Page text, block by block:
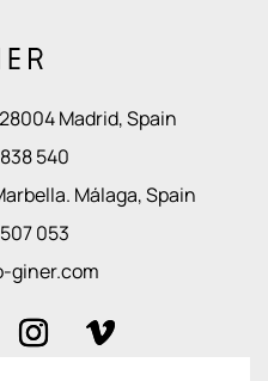
Madrid, Spain
540
Málaga, Spain
053
giner.com